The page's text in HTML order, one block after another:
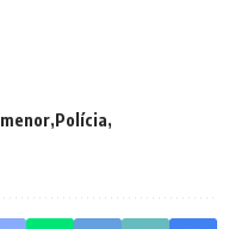
menor Polícia